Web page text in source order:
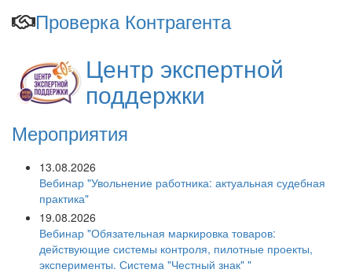
Проверка Контрагента
Центр экспертной
поддержки
Мероприятия
13.08.2026
Вебинар "Увольнение работника: актуальная судебная
практика"
19.08.2026
Вебинар "Обязательная маркировка товаров:
действующие системы контроля, пилотные проекты,
эксперименты. Система "Честный знак" "